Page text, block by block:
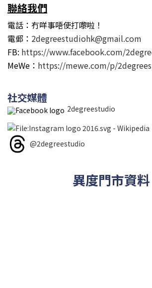
聯絡我們
電話：冇咩事唔使打嚟啦！
電郵： 2degreestudiohk@gmail.com
FB: https://www.facebook.com/
MeWe： https://mewe.com/p/
社交媒體
2degreestudio
@2degreestudio
異度門市資料